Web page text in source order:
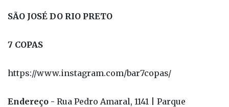
SÃO JOSÉ DO RIO PRETO
7 COPAS
https://www.instagram.com/bar7copas/
Endereço - Rua Pedro Amaral, 1141 | Parque